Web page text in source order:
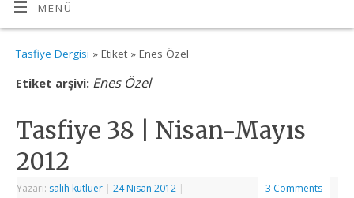
MENÜ
Tasfiye Dergisi » Etiket » Enes Özel
Etiket arşivi: Enes Özel
Tasfiye 38 | Nisan-Mayıs
2012
Yazarı: salih kutluer | 24 Nisan 2012 | 3 Comments